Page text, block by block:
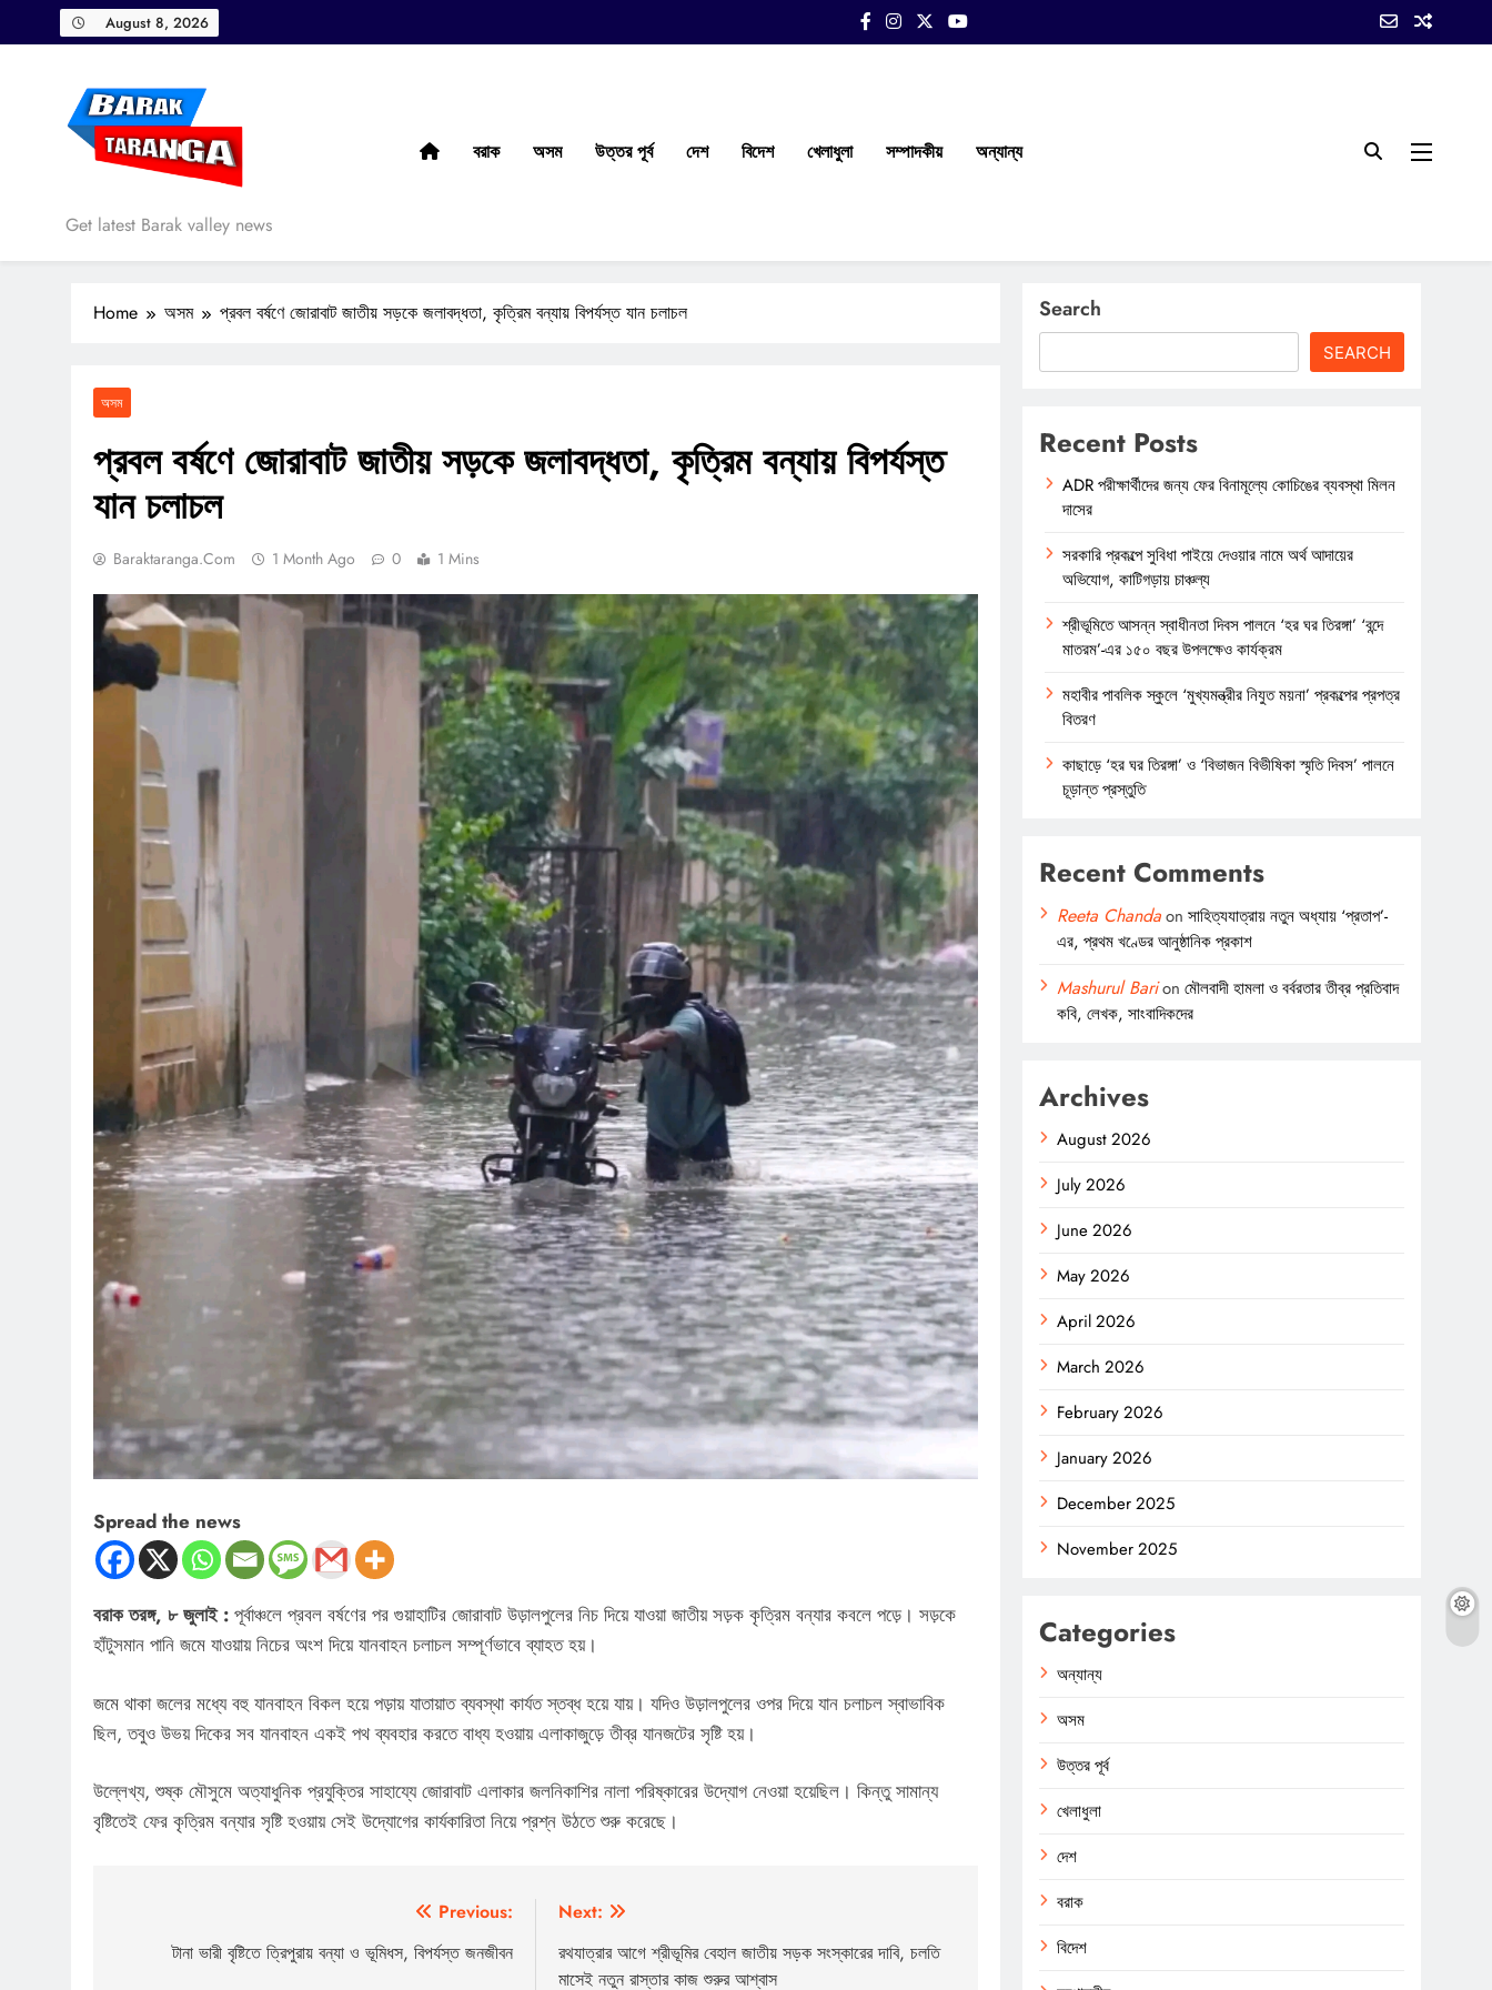
to
August 8, 2026
Barak Taranga
Get latest Barak valley news
বরাক অসম উত্তর পূর্ব দেশ বিদেশ খেলাধুলা সম্পাদকীয় অন্যান্য
Home অসম প্রবল বর্ষণে জোরাবাট জাতীয় সড়কে জলাবদ্ধতা, কৃত্রিম বন্যায় বিপর্যস্ত যান চলাচল
অসম
প্রবল বর্ষণে জোরাবাট জাতীয় সড়কে জলাবদ্ধতা, কৃত্রিম বন্যায় বিপর্যস্ত
যান চলাচল
Baraktaranga.com 1 Month Ago 0 1 Mins
Spread the news
বরাক তরঙ্গ, ৮ জুলাই : পূর্বাঞ্চলে প্রবল বর্ষণের পর গুয়াহাটির জোরাবাট উড়ালপুলের নিচ দিয়ে যাওয়া জাতীয় সড়ক কৃত্রিম বন্যার কবলে পড়ে। সড়কে
হাঁটুসমান পানি জমে যাওয়ায় নিচের অংশ দিয়ে যানবাহন চলাচল সম্পূর্ণভাবে ব্যাহত হয়।
জমে থাকা জলের মধ্যে বহু যানবাহন বিকল হয়ে পড়ায় যাতায়াত ব্যবস্থা কার্যত স্তব্ধ হয়ে যায়। যদিও উড়ালপুলের ওপর দিয়ে যান চলাচল স্বাভাবিক
ছিল, তবুও উভয় দিকের সব যানবাহন একই পথ ব্যবহার করতে বাধ্য হওয়ায় এলাকাজুড়ে তীব্র যানজটের সৃষ্টি হয়।
উল্লেখ্য, শুষ্ক মৌসুমে অত্যাধুনিক প্রযুক্তির সাহায্যে জোরাবাট এলাকার জলনিকাশির নালা পরিষ্কারের উদ্যোগ নেওয়া হয়েছিল। কিন্তু সামান্য
বৃষ্টিতেই ফের কৃত্রিম বন্যার সৃষ্টি হওয়ায় সেই উদ্যোগের কার্যকারিতা নিয়ে প্রশ্ন উঠতে শুরু করেছে।
navigation
Previous:
টানা ভারী বৃষ্টিতে ত্রিপুরায় বন্যা ও ভূমিধস, বিপর্যস্ত জনজীবন
Next:
রথযাত্রার আগে শ্রীভূমির বেহাল জাতীয় সড়ক সংস্কারের দাবি, চলতি
মাসেই নতুন রাস্তার কাজ শুরুর আশ্বাস
Search
SEARCH
Recent Posts
ADR পরীক্ষার্থীদের জন্য ফের বিনামূল্যে কোচিঙের ব্যবস্থা মিলন
দাসের
সরকারি প্রকল্পে সুবিধা পাইয়ে দেওয়ার নামে অর্থ আদায়ের
অভিযোগ, কাটিগড়ায় চাঞ্চল্য
শ্রীভূমিতে আসন্ন স্বাধীনতা দিবস পালনে ‘হর ঘর তিরঙ্গা’ ‘বন্দে
মাতরম’-এর ১৫০ বছর উপলক্ষেও কার্যক্রম
মহাবীর পাবলিক স্কুলে ‘মুখ্যমন্ত্রীর নিযুত ময়না’ প্রকল্পের প্রপত্র
বিতরণ
কাছাড়ে ‘হর ঘর তিরঙ্গা’ ও ‘বিভাজন বিভীষিকা স্মৃতি দিবস’ পালনে
চূড়ান্ত প্রস্তুতি
Recent Comments
Reeta Chandaonসাহিত্যযাত্রায় নতুন অধ্যায় ‘প্রতাপ’-
এর, প্রথম খণ্ডের আনুষ্ঠানিক প্রকাশ
Mashurul Barionমৌলবাদী হামলা ও বর্বরতার তীব্র প্রতিবাদ
কবি, লেখক, সাংবাদিকদের
Archives
August 2026
July 2026
June 2026
May 2026
April 2026
March 2026
February 2026
January 2026
December 2025
November 2025
Categories
অন্যান্য
অসম
উত্তর পূর্ব
খেলাধুলা
দেশ
বরাক
বিদেশ